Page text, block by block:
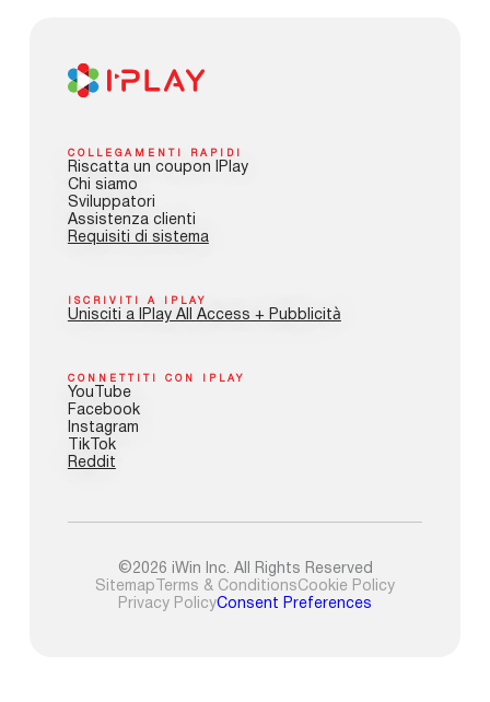
COLLEGAMENTI RAPIDI
Riscatta un coupon IPlay
Chi siamo
Sviluppatori
Assistenza clienti
Requisiti di sistema
ISCRIVITI A IPLAY
Unisciti a IPlay All Access + Pubblicità
CONNETTITI CON IPLAY
YouTube
Facebook
Instagram
TikTok
Reddit
©2026 iWin Inc. All Rights Reserved
Sitemap Terms & ConditionsCookie Policy
Privacy PolicyConsent Preferences